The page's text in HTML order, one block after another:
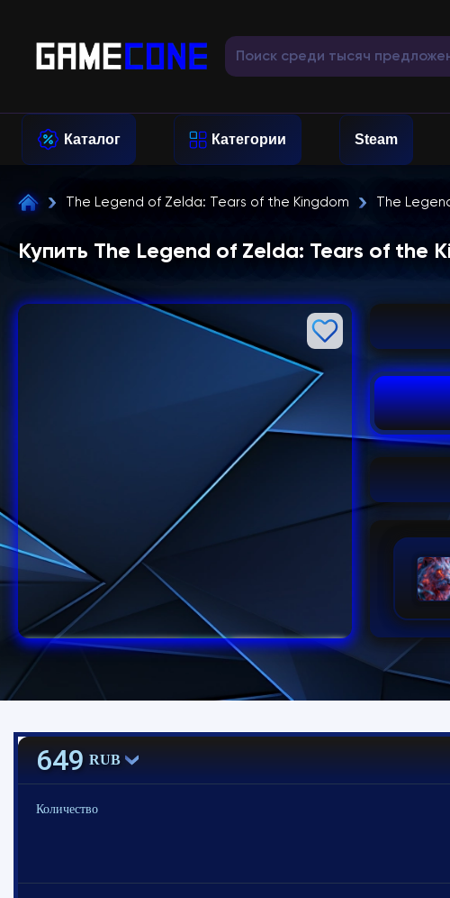
Каталог Категории Steam
The Legend of Zelda: Tears of the Kingdom The
Купить The Legend of Zelda: Tears of the
649 RUB
Количество